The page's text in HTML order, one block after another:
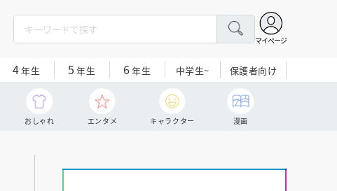
マイページ
4年生 5 年生 6年生 中学生~ 保護者向け
おしゃれ エンタメ キャラクター 漫画